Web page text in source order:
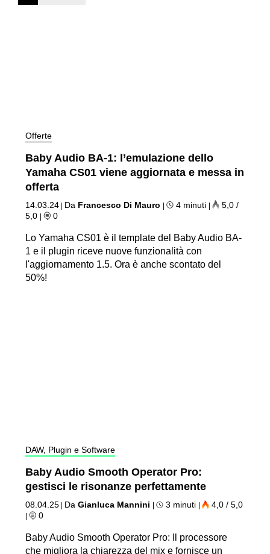
Offerte
Baby Audio BA-1: l’emulazione dello
Yamaha CS01 viene aggiornata e messa in
offerta
14.03.24 Da Francesco Di Mauro | 4 minuti |
5,0 /
5,0
| 0
Lo Yamaha CS01 è il template del Baby Audio BA-
1 e il plugin riceve nuove funzionalità con
l'aggiornamento 1.5. Ora è anche scontato del
50%!
DAW, Plugin e Software
Baby Audio Smooth Operator Pro:
gestisci le risonanze perfettamente
08.04.25 DaGianluca Mannini | 3 minuti | 4,0 / 5,0
| 0
Baby Audio Smooth Operator Pro: Il processore
che migliora la chiarezza del mix e fornisce un